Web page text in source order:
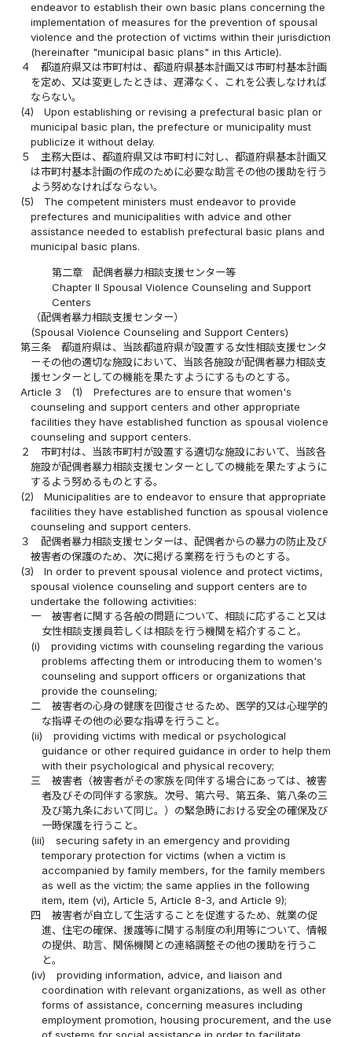
endeavor to establish their own basic plans concerning the
implementation of measures for the prevention of spousal
violence and the protection of victims within their jurisdiction
(hereinafter "municipal basic plans" in this Article).
４
都道府県又は市町村は、都道府県基本計画又は市町村基本計画
を定め、又は変更したときは、遅滞なく、これを公表しなければ
ならない。
(4)
Upon establishing or revising a prefectural basic plan or
municipal basic plan, the prefecture or municipality must
publicize it without delay.
５
主務大臣は、都道府県又は市町村に対し、都道府県基本計画又
は市町村基本計画の作成のために必要な助言その他の援助を行う
よう努めなければならない。
(5)
The competent ministers must endeavor to provide
prefectures and municipalities with advice and other
assistance needed to establish prefectural basic plans and
municipal basic plans.
第二章 配偶者暴力相談支援センター等
Chapter II Spousal Violence Counseling and Support
Centers
（配偶者暴力相談支援センター）
(Spousal Violence Counseling and Support Centers)
第三条
都道府県は、当該都道府県が設置する女性相談支援センタ
ーその他の適切な施設において、当該各施設が配偶者暴力相談支
援センターとしての機能を果たすようにするものとする。
Article 3
(1)
Prefectures are to ensure that women's
counseling and support centers and other appropriate
facilities they have established function as spousal violence
counseling and support centers.
２
市町村は、当該市町村が設置する適切な施設において、当該各
施設が配偶者暴力相談支援センターとしての機能を果たすように
するよう努めるものとする。
(2)
Municipalities are to endeavor to ensure that appropriate
facilities they have established function as spousal violence
counseling and support centers.
３
配偶者暴力相談支援センターは、配偶者からの暴力の防止及び
被害者の保護のため、次に掲げる業務を行うものとする。
(3)
In order to prevent spousal violence and protect victims,
spousal violence counseling and support centers are to
undertake the following activities:
一
被害者に関する各般の問題について、相談に応ずること又は
女性相談支援員若しくは相談を行う機関を紹介すること。
(i)
providing victims with counseling regarding the various
problems affecting them or introducing them to women's
counseling and support officers or organizations that
provide the counseling;
二
被害者の心身の健康を回復させるため、医学的又は心理学的
な指導その他の必要な指導を行うこと。
(ii)
providing victims with medical or psychological
guidance or other required guidance in order to help them
with their psychological and physical recovery;
三
被害者（被害者がその家族を同伴する場合にあっては、被害
者及びその同伴する家族。次号、第六号、第五条、第八条の三
及び第九条において同じ。）の緊急時における安全の確保及び
一時保護を行うこと。
(iii)
securing safety in an emergency and providing
temporary protection for victims (when a victim is
accompanied by family members, for the family members
as well as the victim; the same applies in the following
item, item (vi), Article 5, Article 8-3, and Article 9);
四
被害者が自立して生活することを促進するため、就業の促
進、住宅の確保、援護等に関する制度の利用等について、情報
の提供、助言、関係機関との連絡調整その他の援助を行うこ
と。
(iv)
providing information, advice, and liaison and
coordination with relevant organizations, as well as other
forms of assistance, concerning measures including
employment promotion, housing procurement, and the use
of systems for social assistance in order to facilitate